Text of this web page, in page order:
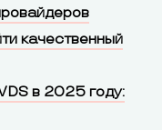
качественный
в 2025 году: